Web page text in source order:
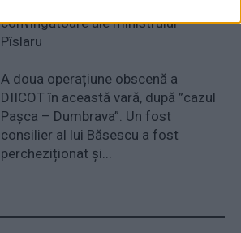
convingătoare ale ministrului
Pîslaru
A doua operațiune obscenă a
DIICOT în această vară, după ”cazul
Pașca – Dumbrava”. Un fost
consilier al lui Băsescu a fost
percheziționat și...